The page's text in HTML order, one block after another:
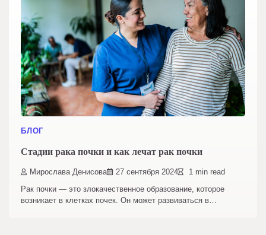
БЛОГ
Стадии рака почки и как лечат рак почки
Мирослава Денисова 27 сентября 2024 1 min read
Рак почки — это злокачественное образование, которое
возникает в клетках почек. Он может развиваться в…